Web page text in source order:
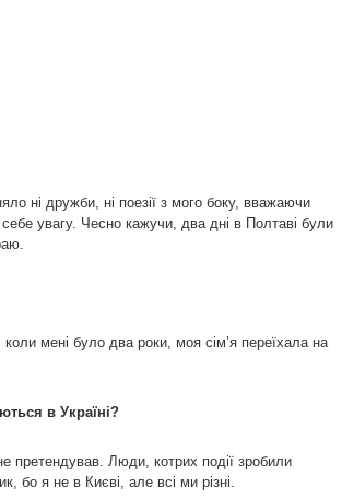
ні дружби, ні поезії з мого боку, вважаючи
увагу. Чесно кажучи, два дні в Полтаві були
мені було два роки, моя сім’я переїхала на
в Україні?
претендував. Люди, котрих події зробили
бо я не в Києві, але всі ми різні.